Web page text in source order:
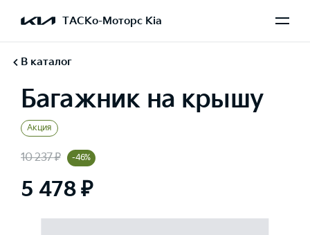
ТАСКо-Моторс Kia
В каталог
Багажник на крышу
Акция
10 237 ₽ -46%
5 478 ₽